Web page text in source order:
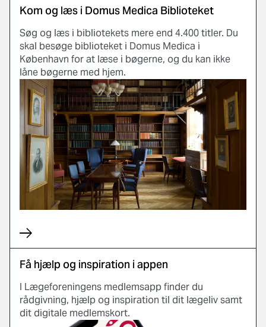
Kom og læs i Domus Medica Biblioteket
Søg og læs i bibliotekets mere end 4.400 titler. Du
skal besøge biblioteket i Domus Medica i
København for at læse i bøgerne, og du kan ikke
låne bøgerne med hjem.
Få hjælp og inspiration i appen
I Lægeforeningens medlemsapp finder du
rådgivning, hjælp og inspiration til dit lægeliv samt
dit digitale medlemskort.